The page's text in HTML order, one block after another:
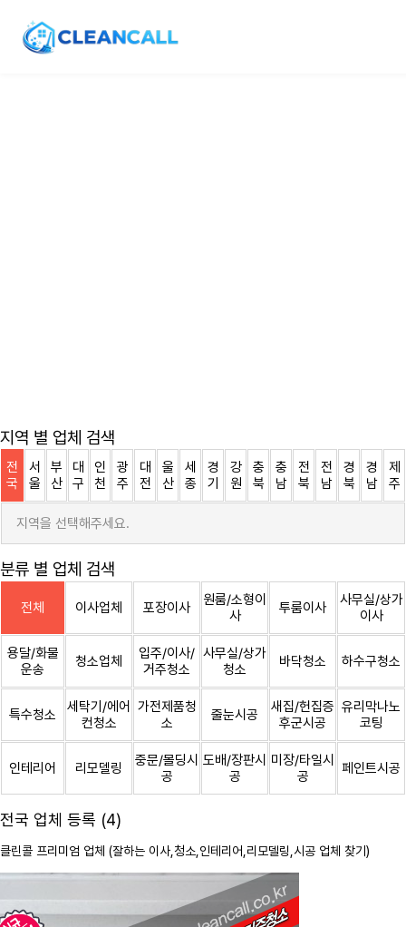
지역 별 업체 검색
전
국
서
울
부
산
대
구
인
천
광
주
대
전
울
산
세
종
경
기
강
원
충
북
충
남
전
북
전
남
경
북
경
남
제
주
지역을 선택해주세요.
분류 별 업체 검색
전체 이사업체 포장이사
원룸/소형이
사
투룸이사
사무실/상가
이사
용달/화물
운송
청소업체
입주/이사/
거주청소
사무실/상가
청소
바닥청소 하수구청소
특수청소
세탁기/에어
컨청소
가전제품청
소
줄눈시공
새집/헌집증
후군시공
유리막나노
코팅
인테리어 리모델링
중문/몰딩시
공
도배/장판시
공
미장/타일시
공
페인트시공
전국 업체 등록 (4)
클린콜 프리미엄 업체 (잘하는 이사, 청소 ,인테리어,리모델링,시공 업체 찾기)